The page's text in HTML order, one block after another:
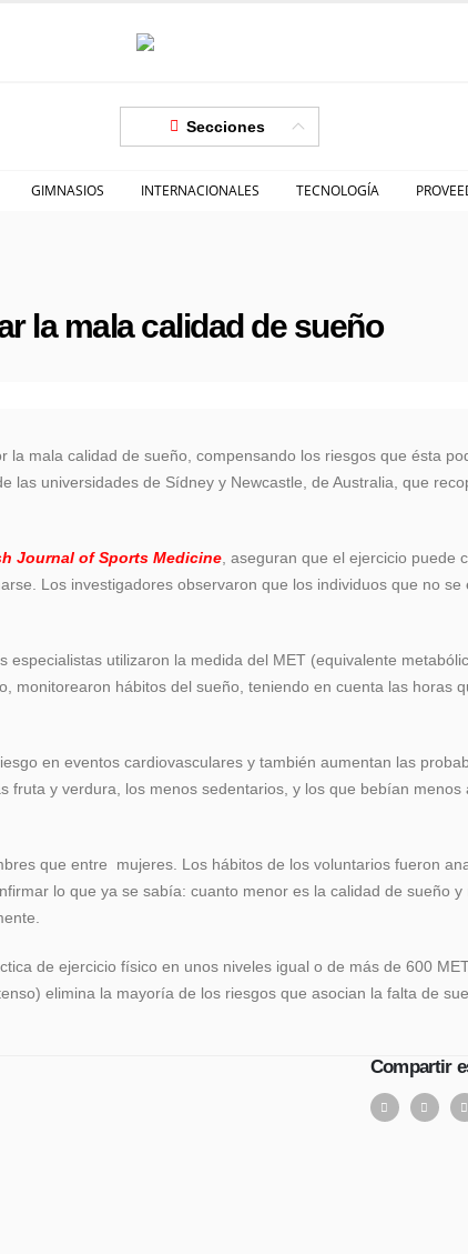
Secciones
GIMNASIOS INTERNACIONALES TECNOLOGÍA
la mala calidad de sueño
mala calidad de sueño, compensando los riesgos que ésta
las universidades de Sídney y Newcastle, de Australia, que
Journal of Sports Medicine , aseguran que el ejercicio puede
Los investigadores observaron que los individuos que no se
utilizaron la medida del MET (equivalente
monitorearon hábitos del sueño, teniendo en cuenta las horas
en eventos cardiovasculares y también aumentan las
fruta y verdura, los menos sedentarios, y los que bebían menos
que entre mujeres. Los hábitos de los voluntarios fueron
lo que ya se sabía: cuanto menor es la calidad de sueño y
de ejercicio físico en unos niveles igual o de más de 600
elimina la mayoría de los riesgos que asocian la falta de
Compartir